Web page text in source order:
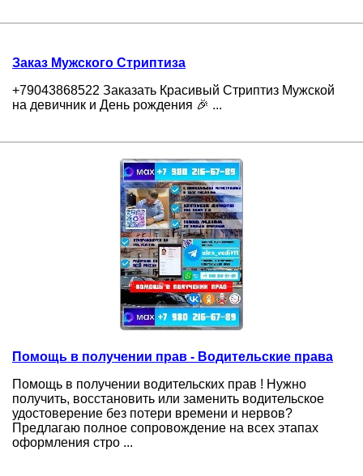
Заказ Мужского Стриптиза
+79043868522 Заказать Красивый Стриптиз Мужской
на девичник и День рождения 🎉 ...
Помощь в получении прав - Водительские права
Помощь в получении водительских прав ! Нужно
получить, восстановить или заменить водительское
удостоверение без потери времени и нервов?
Предлагаю полное сопровождение на всех этапах
оформления стро ...